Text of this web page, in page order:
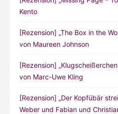
Kento
[Rezension] „The Box in the
von Maureen Johnson
[Rezension]
von Marc-Uwe Kling
[Rezension] „Der Kopfübär
Weber und Fabian und